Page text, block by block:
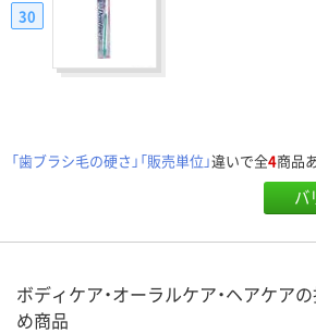
30
「歯ブラシ毛の硬さ」「販売単位」違いで全4商品
バ
ボディケア・オーラルケア・ヘアケア
め商品